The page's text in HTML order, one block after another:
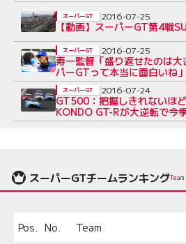
【動画】スーパーGT第4戦
スーパーGT 2016-07-25
寿一監督「盛り返せたのは
パーGTって本当に面白いね」
スーパーGT 2016-07-25
GT500：把握しきれないほ
KONDO GT-Rが大逆転で今
スーパーGT 2016-07-24
スーパーGTチームランキング
Pos. No. Team